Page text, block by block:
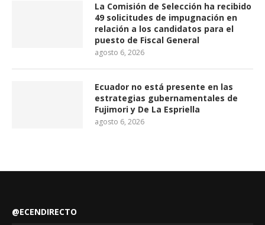
La Comisión de Selección ha recibido
49 solicitudes de impugnación en
relación a los candidatos para el
puesto de Fiscal General
agosto 6, 2026
Ecuador no está presente en las
estrategias gubernamentales de
Fujimori y De La Espriella
agosto 6, 2026
@ECENDIRECTO